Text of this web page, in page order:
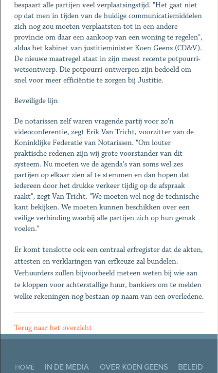
bespaart alle partijen veel verplaatsingstijd. "Het gaat niet
op dat men in tijden van de huidige communicatiemiddelen
zich nog zou moeten verplaatsten tot in een andere
provincie om daar een aankoop van een woning te regelen",
aldus het kabinet van justitieminister Koen Geens (CD&V).
De nieuwe maatregel staat in zijn meest recente potpourri-
wetsontwerp. Die potpourri-ontwerpen zijn bedoeld om
snel voor meer efficiëntie te zorgen bij Justitie.
Beveiligde lijn
De notarissen zelf waren vragende partij voor zo'n
videoconferentie, zegt Erik Van Tricht, voorzitter van de
Koninklijke Federatie van Notarissen. "Om louter
praktische redenen zijn wij grote voorstander van dit
systeem. Nu moeten we de agenda's van soms wel zes
partijen op elkaar zien af te stemmen en dan hopen dat
iedereen door het drukke verkeer tijdig op de afspraak
raakt", zegt Van Tricht. "We moeten wel nog de technische
kant bekijken. We moeten kunnen beschikken over een
veilige verbinding waarbij alle partijen zich op hun gemak
voelen."
Er komt tenslotte ook een centraal erfregister dat de akten,
attesten en verklaringen van erfkeuze zal bundelen.
Verhuurders zullen bijvoorbeeld meteen weten bij wie aan
te kloppen voor achterstallige huur, bankiers om te melden
welke rekeningen nog bestaan op naam van een overledene.
Terug naar het overzicht
HOME IN DE MEDIA OVER KOEN GEENS
BELEID